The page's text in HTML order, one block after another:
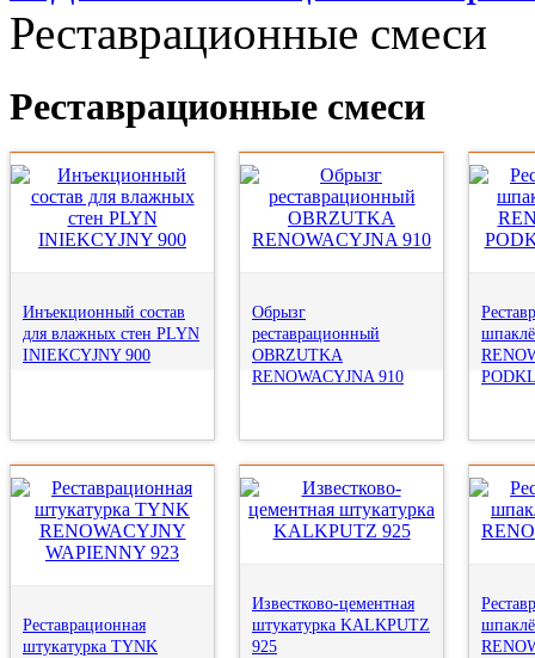
Реставрационные смеси
Реставрационные смеси
Инъекционный состав
для влажных стен PLYN
INIEKCYJNY 900
Обрызг
реставрационный
OBRZUTKA
RENOWACYJNA 910
Реставрационная
штукатурка TYNK
Известково-цементная
штукатурка KALKPUTZ
925